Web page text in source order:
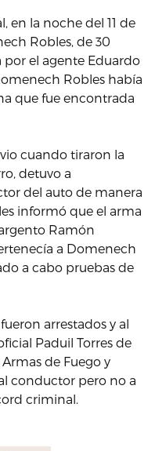
en la noche del 11 de
Robles, de 30
por el agente Eduardo
Robles había
que fue encontrada
cuando tiraron la
detuvo a
del auto de manera
informó que el arma
Ramón
a Domenech
a cabo pruebas de
arrestados y al
Paduil Torres de
de Fuego y
conductor pero no a
criminal.